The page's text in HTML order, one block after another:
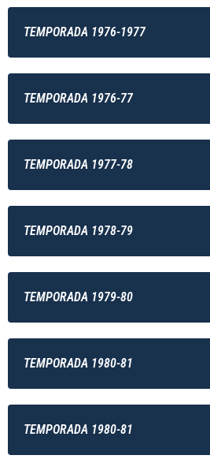
TEMPORADA 1976-1977
TEMPORADA 1976-77
TEMPORADA 1977-78
TEMPORADA 1978-79
TEMPORADA 1979-80
TEMPORADA 1980-81
TEMPORADA 1980-81